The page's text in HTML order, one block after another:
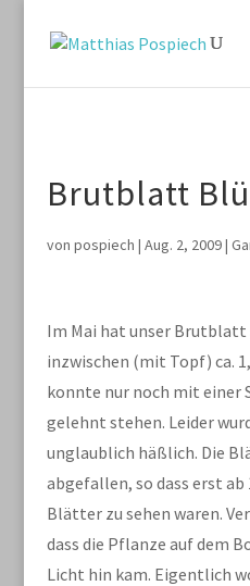
Brutblatt
von pospiech | Aug. 2, 2009|
Im Mai hat unser Brutblatt
inzwischen (mit Topf) ca.
konnte nur noch mit einer
gelehnt stehen. Leider
unglaublich häßlich. Die
abgefallen, so dass erst ab
Blätter zu sehen waren.
dass die Pflanze auf dem
Licht hin kam. Eigentlich